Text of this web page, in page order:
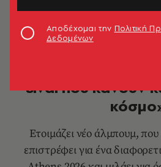
© Τάσος Ανέστης
είναι που κάνουν
Ετοιμάζει νέο άλμπουμ,
επιστρέφει για ένα
Αποδέχομαι την Πολιτική
Δεδομένων